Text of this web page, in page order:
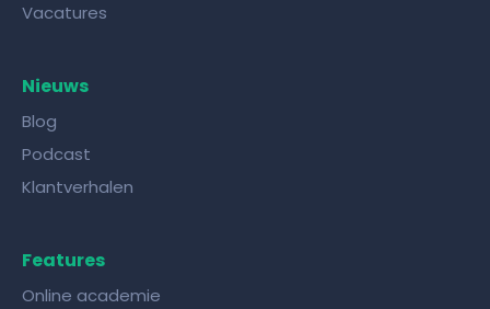
Vacatures
Nieuws
Blog
Podcast
Klantverhalen
Features
Online academie